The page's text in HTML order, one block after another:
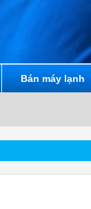
Bán máy lạnh